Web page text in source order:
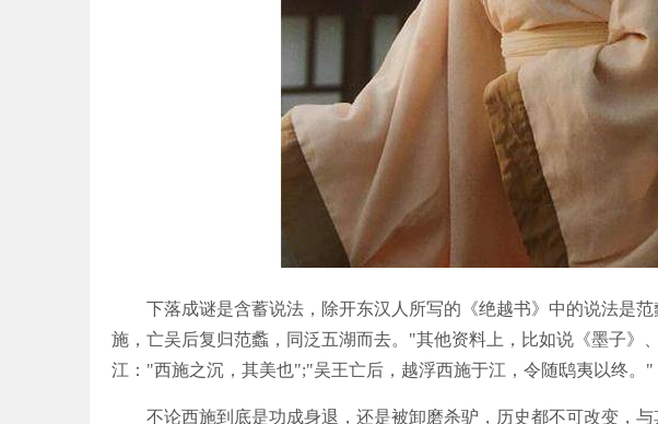
下落成谜是含蓄说法，除开东汉人所写的《绝越书》中的说法是范
施，亡吴后复归范蠡，同泛五湖而去。"其他资料上，比如说《墨子》
江："西施之沉，其美也";"吴王亡后，越浮西施于江，令随鸱夷以终。"
不论西施到底是功成身退，还是被卸磨杀驴，历史都不可改变，与